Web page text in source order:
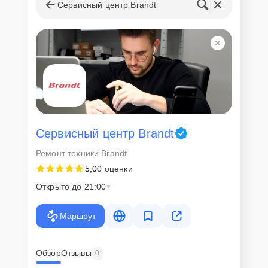
запчастей
Для всех клиентов действуют демократичные и фиксированные
цены. Конечная стоимость работ обсуждается с клиентом и не в
коем случае не может измениться в процессе работ. Сервис не
навязывает клиентам дополнительные услуги и не
предусматривает скрытые платежи. Рассчитать предварительную
стоимость ремонта можно с помощью нашегоКалькулятора
Скорость диагностики и
ремонта
Наша компания ценит время клиентов и понимает важность
оперативного решения любых вопросов. В среднем, ремонт
клиент сможет забрать свой гаджет в этот же день. При
Внимание! Устройство отправляется на ремонт только после
согласования вариантов запчастей и стоимости ремонта с
изменена в процессе или после завершения работ.
Сервисный центр Brandt
Сервисный центр Brandt
Ремонт техники Brandt
5,00 оценки
Открыто до 21:00
Маршрут
ОбзорОтзывы 0